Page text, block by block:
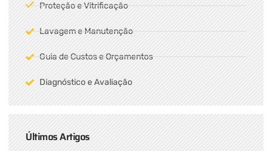
Proteção e Vitrificação
Lavagem e Manutenção
Guia de Custos e Orçamentos
Diagnóstico e Avaliação
Últimos Artigos